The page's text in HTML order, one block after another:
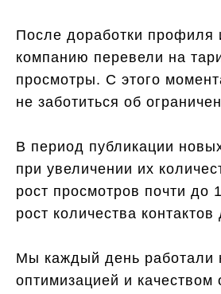
После доработки профиля
компанию перевели на
просмотры. С этого
не заботиться об
В период публикации
при увеличении их
рост просмотров почти до
рост количества
Мы каждый день работали
оптимизацией и качеством